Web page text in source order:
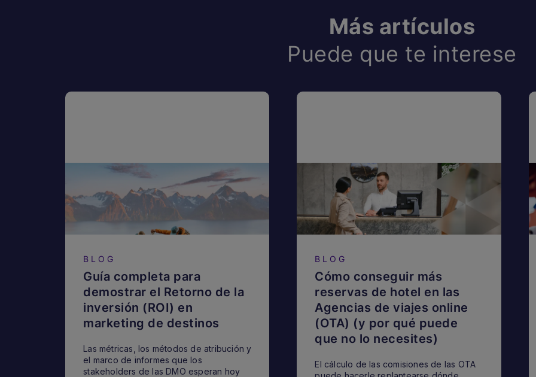
Más artículos
Puede que te interese
BLOG
Guía completa para
demostrar el Retorno de la
inversión (ROI) en
marketing de destinos
Las métricas, los métodos de atribución y
el marco de informes que los
stakeholders de las DMO esperan hoy
BLOG
Cómo conseguir más
reservas de hotel en las
Agencias de viajes online
(OTA) (y por qué puede
que no lo necesites)
El cálculo de las comisiones de las OTA